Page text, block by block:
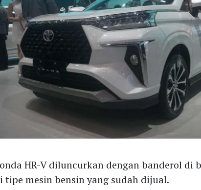
HR-V diluncurkan dengan banderol di
tipe mesin bensin yang sudah dijual.